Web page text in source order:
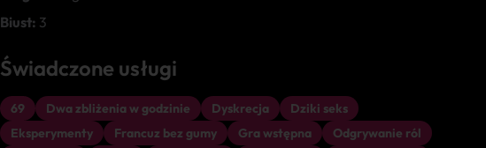
Biust: 3
Świadczone usługi
69 Dwa zbliżenia w godzinie Dyskrecja
Dziki seks
Eksperymenty
Francuz bez gumy Gra wstępna
Odgrywanie ról